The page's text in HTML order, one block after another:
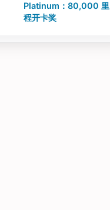
Platinum：80,000 里
程开卡奖